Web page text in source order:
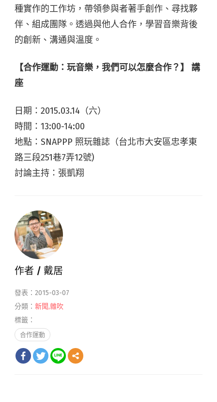
種實作的工作坊，帶領參與者著手創作、尋找夥
伴、組成團隊。透過與他人合作，學習音樂背後
的創新、溝通與溫度。
【合作運動：玩音樂，我們可以怎麼合作？】 講
座
日期：2015.03.14（六）
時間：13:00-14:00
地點：SNAPPP 照玩雜誌（台北市大安區忠孝東
路三段251巷7弄12號)
討論主持：張凱翔
作者 / 戴居
發表：2015-03-07
分類： 新聞,雜吹
標籤：
合作運動